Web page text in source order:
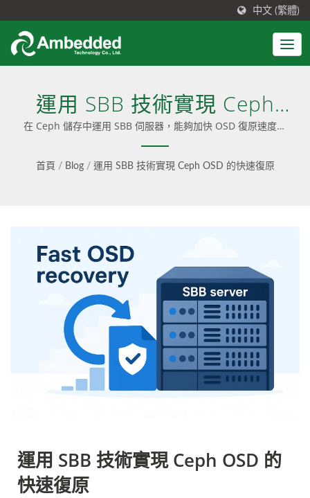
中文 (繁體)
運用 SBB 技術實現 Ceph
OSD 的快速復原
在 Ceph 儲存中運用 SBB 伺服器，能夠加快 OSD 復原速度、
將停機時間降至最低、確保服務連續性，並降低資料遺失與效能
下降的風險。
首頁 / Blog / 運用 SBB 技術實現 Ceph OSD 的快速復原
運用 SBB 技術實現 Ceph OSD 的
快速復原